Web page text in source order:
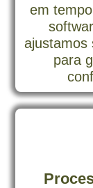
em
ajustamos
para